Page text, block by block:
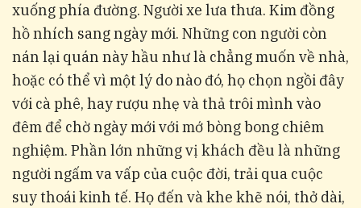
xuống phía đường. Người xe lưa thưa. Kim đồng
hồ nhích sang ngày mới. Những con người còn
nán lại quán này hầu như là chẳng muốn về nhà,
hoặc có thể vì một lý do nào đó, họ chọn ngồi đây
với cà phê, hay rượu nhẹ và thả trôi mình vào
đêm để chờ ngày mới với mớ bòng bong chiêm
nghiệm. Phần lớn những vị khách đều là những
người ngấm va vấp của cuộc đời, trải qua cuộc
suy thoái kinh tế. Họ đến và khe khẽ nói, thở dài,